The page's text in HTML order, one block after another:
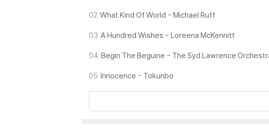
02 What Kind Of World - Michael Ruff
03 A Hundred Wishes - Loreena McKennitt
04 Begin The Beguine - The Syd Lawrence
05 Innocence - Tokunbo